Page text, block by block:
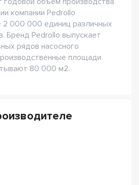
компании Pedrollo
2 000 000 единиц различных
Бренд Pedrollo выпускает
рядов насосного
площади
80 000 м2.